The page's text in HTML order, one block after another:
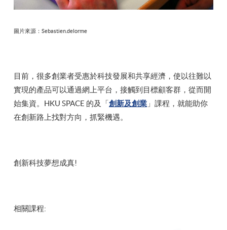
圖片來源：Sebastien.delorme
目前，很多創業者受惠於科技發展和共享經濟，使以往難以
實現的產品可以通過網上平台，接觸到目標顧客群，從而開
始集資。HKU SPACE 的及「創新及創業 」課程，就能助你
在創新路上找對方向，抓緊機遇。
創新科技夢想成真!
相關課程: